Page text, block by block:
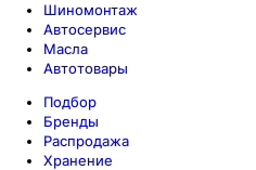
Шиномонтаж
Автосервис
Масла
Автотовары
Подбор
Бренды
Распродажа
Хранение